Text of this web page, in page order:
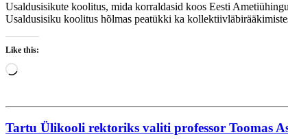
Usaldusisikute koolitus, mida korraldasid koos Eesti
Usaldusisiku koolitus hõlmas peatükki ka
Like this:
Loading…
Tartu Ülikooli rektoriks valiti professor Toomas